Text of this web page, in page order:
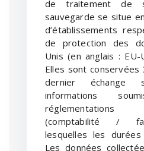
de traitement de
sauvegarde se situe
d’établissements
de protection des
Unis (en anglais : EU-
Elles sont
dernier
informations
(comptabilité /
lesquelles les
Les données